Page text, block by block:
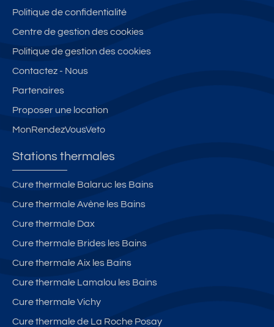
Politique de confidentialité
Centre de gestion des cookies
Politique de gestion des cookies
Contactez - Nous
Partenaires
Proposer une location
MonRendezVousVeto
Stations thermales
Cure thermale Balaruc les Bains
Cure thermale Avène les Bains
Cure thermale Dax
Cure thermale Brides les Bains
Cure thermale Aix les Bains
Cure thermale Lamalou les Bains
Cure thermale Vichy
Cure thermale de La Roche Posay